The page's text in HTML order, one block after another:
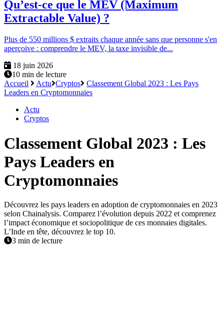
Qu’est-ce que le MEV (Maximum
Extractable Value) ?
Plus de 550 millions $ extraits chaque année sans que personne s'en
aperçoive : comprendre le MEV, la taxe invisible de...
18 juin 2026
10 min de lecture
Accueil
Actu Cryptos
Classement Global 2023 : Les Pays
Leaders en Cryptomonnaies
Actu
Cryptos
Classement Global 2023 : Les
Pays Leaders en
Cryptomonnaies
Découvrez les pays leaders en adoption de cryptomonnaies en 2023
selon Chainalysis. Comparez l’évolution depuis 2022 et comprenez
l’impact économique et sociopolitique de ces monnaies digitales.
L’Inde en tête, découvrez le top 10.
3 min de lecture